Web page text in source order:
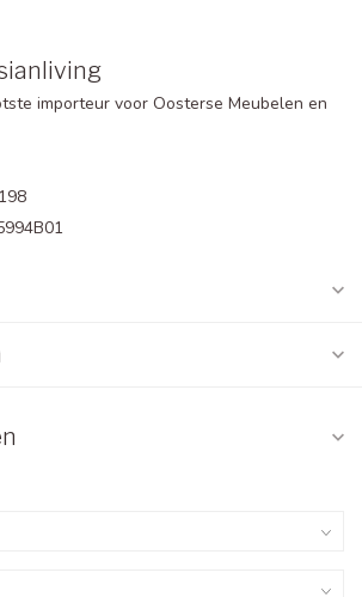
importeur voor Oosterse Meubelen en